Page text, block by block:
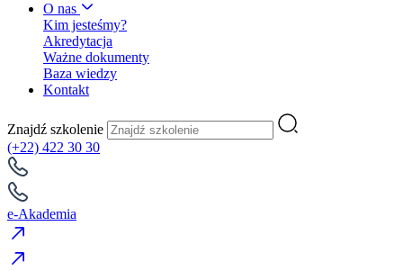
O nas
Kim jesteśmy?
Akredytacja
Ważne dokumenty
Baza wiedzy
Kontakt
Znajdź szkolenie
(+22) 422 30 30
e-Akademia